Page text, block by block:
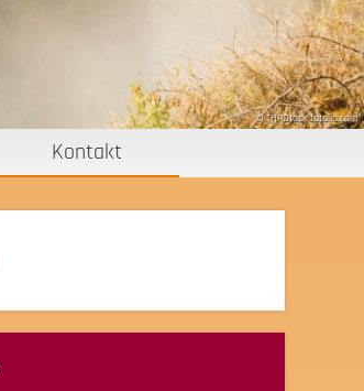
© THPStock-fotolia.com
Kontakt